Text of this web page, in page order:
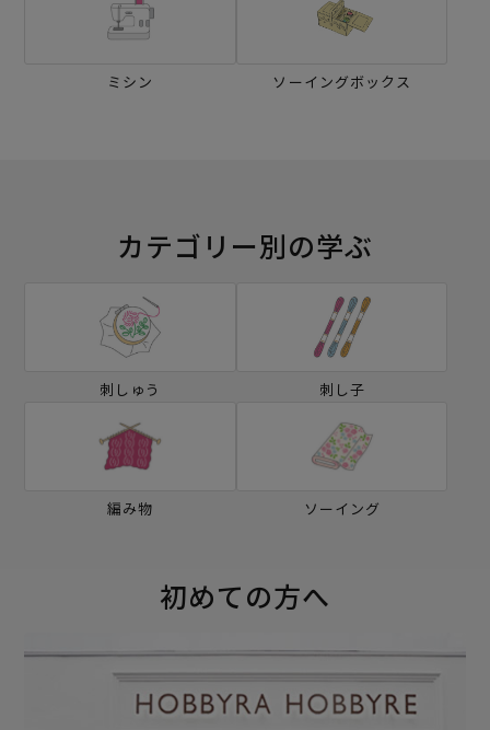
ミシン ソーイングボックス
カテゴリー別の学ぶ
刺しゅう 刺し子
編み物 ソーイング
初めての方へ